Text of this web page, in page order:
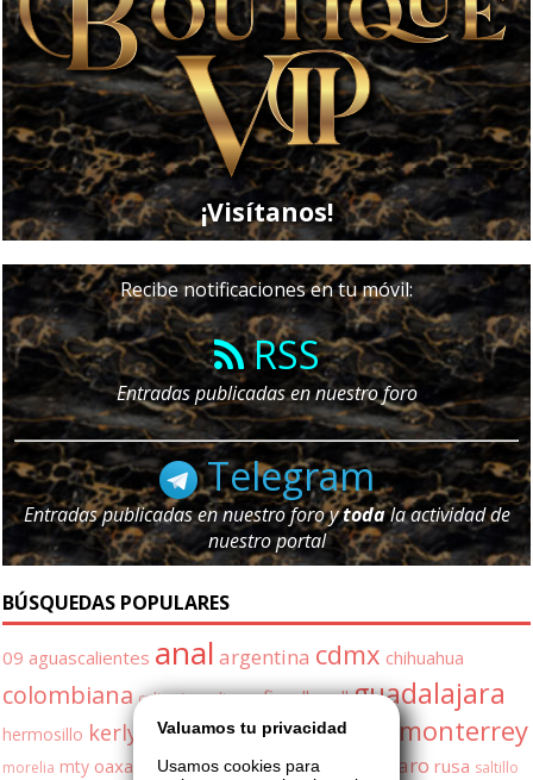
¡Visítanos!
Recibe notificaciones en tu móvil:
RSS
Entradas publicadas en nuestro foro
Telegram
Entradas publicadas en nuestro foro ytodala actividad de
nuestro portal
BÚSQUEDAS POPULARES
09 aguascalientes anal argentina cdmx chihuahua
colombiana culiac�n culiacan fiorella gdl guadalajara
hermosillo kerly kerly gonzalez leon mexicali monterrey
morelia mty oaxaca puebla quer�taro queretaro rusa saltillo
Valuamos tu privacidad
Usamos cookies para